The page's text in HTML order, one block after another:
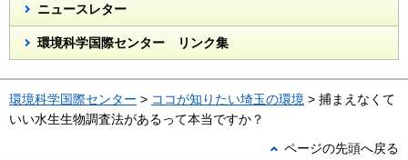
ニュースレター
環境科学国際センター リンク集
環境科学国際センター > ココが知りたい埼玉の環境 > 捕まえなくて
いい水生生物調査法があるって本当ですか？
ページの先頭へ戻る